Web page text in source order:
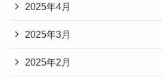
2025年4月
2025年3月
2025年2月